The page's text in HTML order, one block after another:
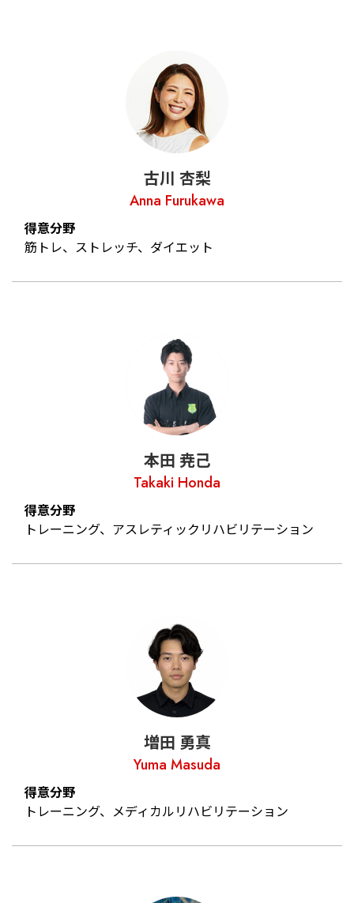
古川 杏梨
Anna Furukawa
得意分野
筋トレ、ストレッチ、ダイエット
本田 尭己
Takaki Honda
得意分野
トレーニング、アスレティックリハビリテーション
増田 勇真
Yuma Masuda
得意分野
トレーニング、メディカルリハビリテーション